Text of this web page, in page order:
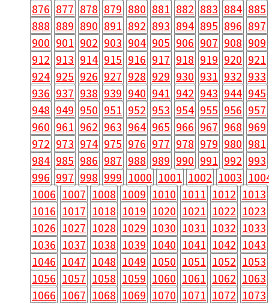
876 877 878 879 880 881 882 883 884 885
888 889 890 891 892 893 894 895 896 897
900 901 902 903 904 905 906 907 908 909
912 913 914 915 916 917 918 919 920 921
924 925 926 927 928 929 930 931 932 933
936 937 938 939 940 941 942 943 944 945
948 949 950 951 952 953 954 955 956 957
960 961 962 963 964 965 966 967 968 969
972 973 974 975 976 977 978 979 980 981
984 985 986 987 988 989 990 991 992 993
996 997 998 999 1000 1001 1002 1003
1006 1007 1008 1009 1010 1011 1012 1013
1016 1017 1018 1019 1020 1021 1022 1023
1026 1027 1028 1029 1030 1031 1032 1033
1036 1037 1038 1039 1040 1041 1042 1043
1046 1047 1048 1049 1050 1051 1052 1053
1056 1057 1058 1059 1060 1061 1062 1063
1066 1067 1068 1069 1070 1071 1072 1073